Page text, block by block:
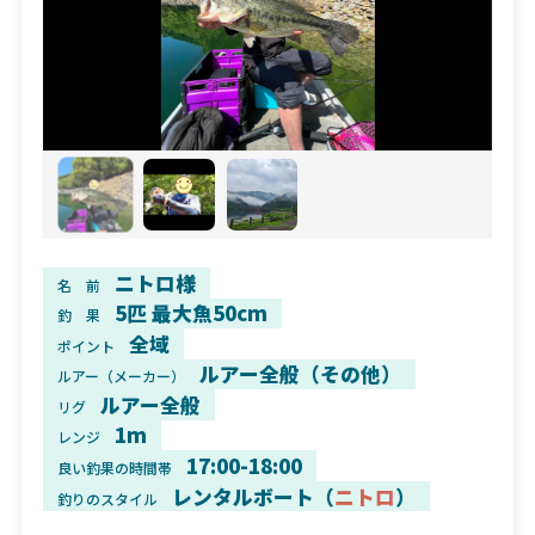
名 前 ニトロ様
釣 果 5匹 最大魚50cm
ポイント 全域
ルアー（メーカー） ルアー全般（その他）
リグ ルアー全般
レンジ 1m
良い釣果の時間帯 17:00-18:00
釣りのスタイル レンタルボート（ニトロ）